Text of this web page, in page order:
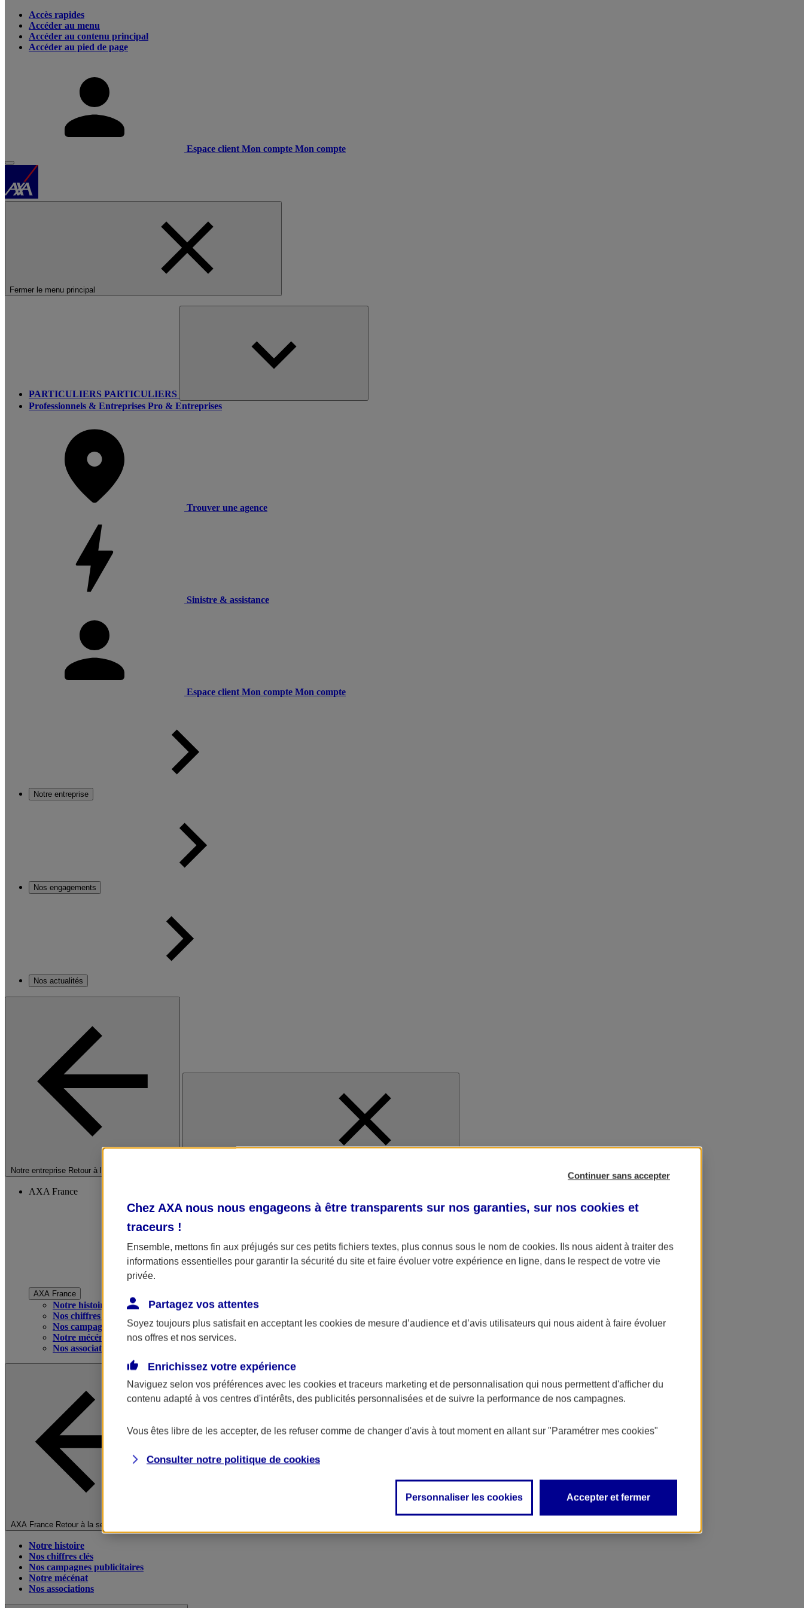
Accès rapides
Accéder au menu
Accéder au contenu principal
Accéder au pied de page
Espace client Mon compte Mon compte
Fermer le menu principal
PARTICULIERS PARTICULIERS
Professionnels & Entreprises Pro & Entreprises
Trouver une agence
Sinistre & assistance
Espace client Mon compte Mon compte
Notre entreprise
Nos engagements
Nos actualités
Notre entreprise Retour à la section précédente
AXA France
AXA France
Notre histoire
Nos chiffres clés
Nos campagnes publicitaires
Notre mécénat
Nos associations
AXA France Retour à la section précédente
Notre histoire
Nos chiffres clés
Nos campagnes publicitaires
Notre mécénat
Nos associations
Continuer sans accepter
Chez AXA nous nous engageons à être transparents sur nos garanties, sur nos cookies et
traceurs !
Ensemble, mettons fin aux préjugés sur ces petits fichiers textes, plus connus sous le nom de cookies. Ils nous aident à traiter des
informations essentielles pour garantir la sécurité du site et faire évoluer votre expérience en ligne, dans le respect de votre vie
privée.
Partagez vos attentes
Soyez toujours plus satisfait en acceptant les cookies de mesure d’audience et d’avis utilisateurs qui nous aident à faire évoluer
nos offres et nos services.
Enrichissez votre expérience
Naviguez selon vos préférences avec les cookies et traceurs marketing et de personnalisation qui nous permettent d'afficher du
contenu adapté à vos centres d'intérêts, des publicités personnalisées et de suivre la performance de nos campagnes.
Vous êtes libre de les accepter, de les refuser comme de changer d'avis à tout moment en allant sur "Paramétrer mes cookies"
Consulter notre politique de cookies
Personnaliser les cookies Accepter et fermer